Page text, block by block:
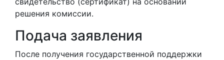
решения комиссии.
Подача заявления
После получения государственной поддержки